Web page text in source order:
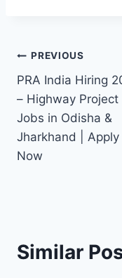
PREVIOUS
PRA India Hiring
– Highway Project
Jobs in Odisha &
Jharkhand | Apply
Now
Similar